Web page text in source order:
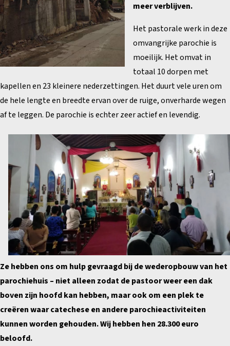
meer verblijven.
Het pastorale werk in deze
omvangrijke parochie is
moeilijk. Het omvat in
totaal 10 dorpen met
kapellen en 23 kleinere nederzettingen. Het duurt vele uren om
de hele lengte en breedte ervan over de ruige, onverharde wegen
af te leggen. De parochie is echter zeer actief en levendig.
Ze hebben ons om hulp gevraagd bij de wederopbouw van het
parochiehuis – niet alleen zodat de pastoor weer een dak
boven zijn hoofd kan hebben, maar ook om een plek te
creëren waar catechese en andere parochieactiviteiten
kunnen worden gehouden. Wij hebben hen 28.300 euro
beloofd.